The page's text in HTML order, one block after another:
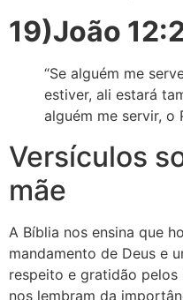
19)João
“Se alguém me
estiver, ali estará
alguém me servir, o
Versículos
mãe
A Bíblia nos ensina que
mandamento de Deus e
respeito e gratidão pelos
nos lembram da